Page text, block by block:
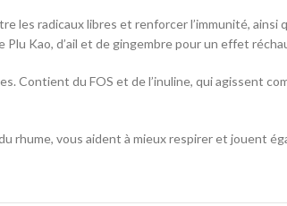
radicaux libres et renforcer l’immunité, ainsi
Kao, d’ail et de gingembre pour un effet
Contient du FOS et de l’inuline, qui agissent
rhume, vous aident à mieux respirer et jouent